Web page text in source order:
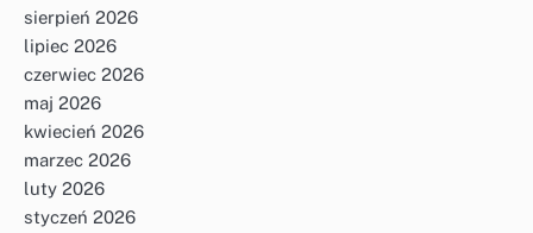
sierpień 2026
lipiec 2026
czerwiec 2026
maj 2026
kwiecień 2026
marzec 2026
luty 2026
styczeń 2026